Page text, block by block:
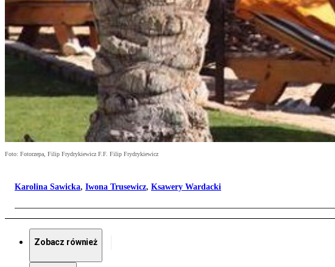
Foto: Fotorzepa, Filip Frydrykiewicz F.F. Filip Frydrykiewicz
Karolina Sawicka, Iwona Trusewicz, Ksawery Wardacki
Zobacz również